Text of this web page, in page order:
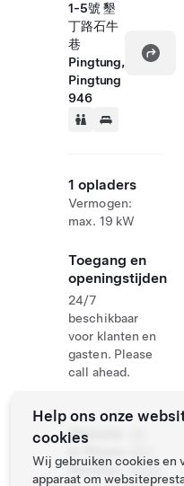
1-5號 墾
丁路石牛
巷
Pingtung,
Pingtung
946
1 opladers
Vermogen:
max. 19 kW
Toegang en
openingstijden
24/7
beschikbaar
voor klanten en
gasten. Please
call ahead.
Website
Number
6886
Help ons onze
cookies
Wij gebruiken cookies en
apparaat om